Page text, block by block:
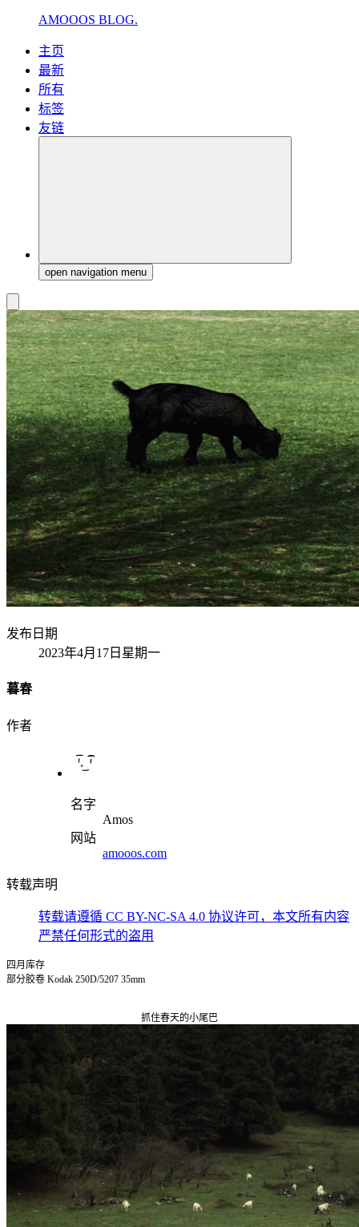
AMOOOS BLOG.
主页
最新
所有
标签
友链
open navigation menu
发布日期
2023年4月17日星期一
暮春
作者
名字
Amos
网站
amooos.com
转载声明
转载请遵循 CC BY-NC-SA 4.0 协议许可， 本文所有内容
严禁任何形式的盗用
四月库存
部分胶卷 Kodak 250D/5207 35mm
抓住春天的小尾巴